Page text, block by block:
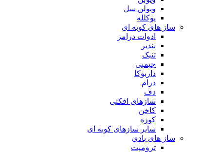
ویولن سل
یوکلله
ساز های کوبه ای
ادوات درامز
بندیر
تنبک
جیمبی
داربوکا
درام
دف
سازهای افکتی
کاخن
کوزه
سایر سازهای کوبه ای
ساز های بادی
ترومپت